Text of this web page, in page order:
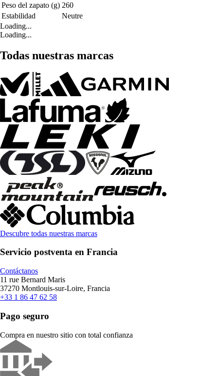
Peso del zapato (g) 260
Estabilidad
Neutre
Loading...
Loading...
Todas nuestras marcas
Descubre todas nuestras marcas
Servicio postventa en Francia
Contáctanos
11 rue Bernard Maris
37270 Montlouis-sur-Loire, Francia
+33 1 86 47 62 58
Pago seguro
Compra en nuestro sitio con total confianza